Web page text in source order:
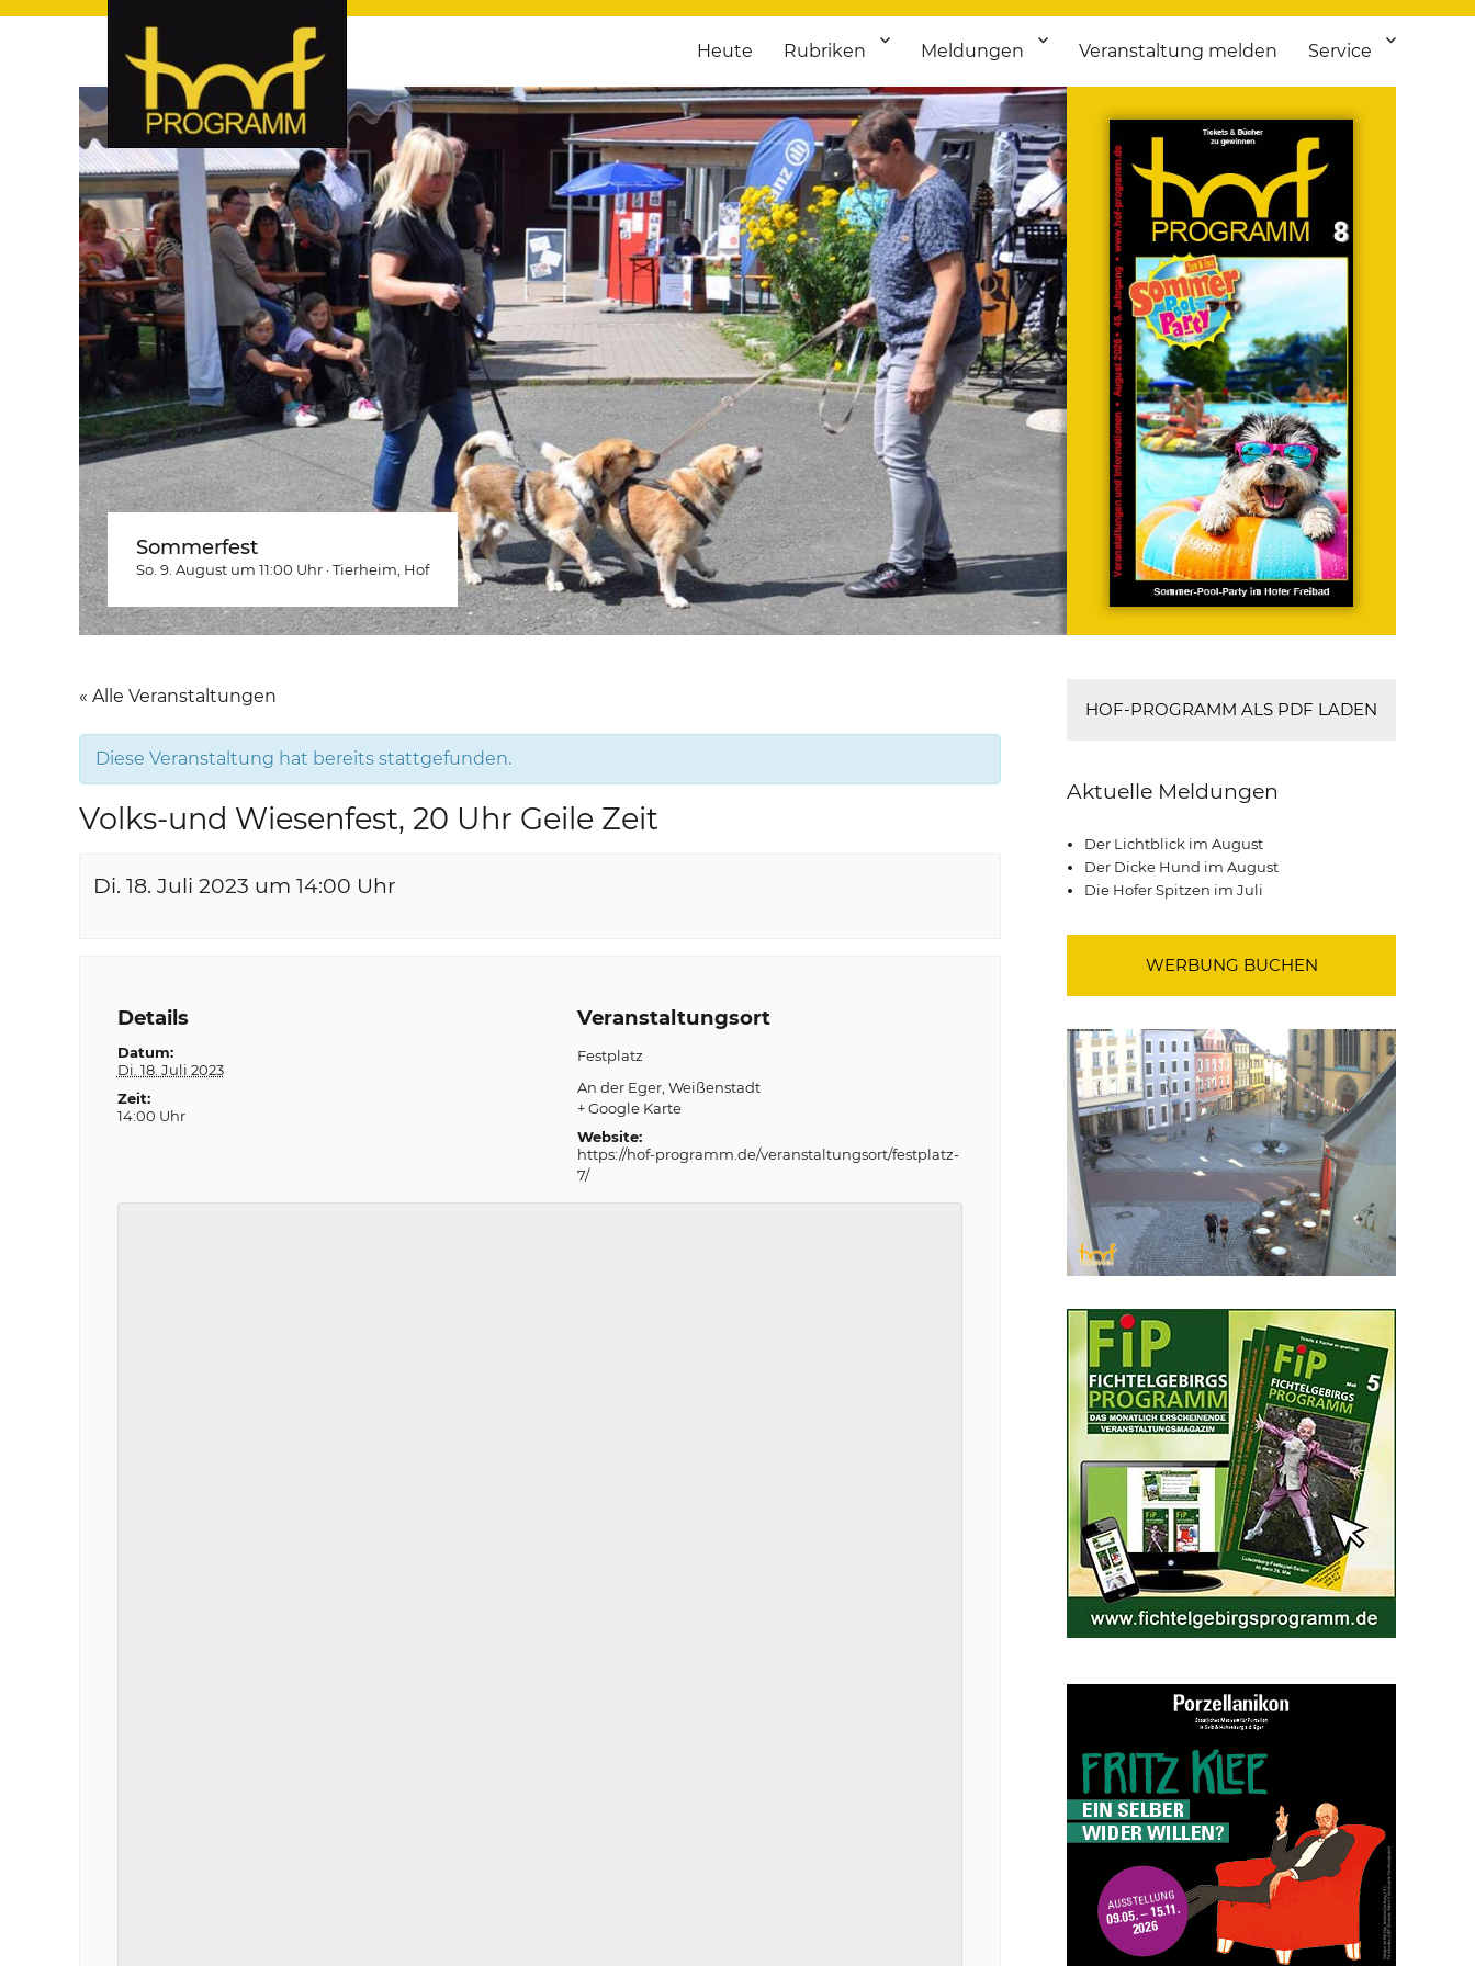
hof-programm – das Veranstaltungsportal für Hochfranken
hof-programm – das Veranstaltungsportal für Hof und Hochfranken. Täglich aktuelle Termine von Kultur bis Sport, von Theater bis Flohmarkt.
Heute Rubriken Meldungen Veranstaltung melden Service
Sommerfest
So. 9. August um 11:00 Uhr ·Tierheim , Hof
« Alle Veranstaltungen
Diese Veranstaltung hat bereits stattgefunden.
Volks-und Wiesenfest, 20 Uhr Geile Zeit
Di. 18. Juli 2023 um 14:00 Uhr
Details
Datum:
Di. 18. Juli 2023
Zeit:
14:00 Uhr
Veranstaltungsort
Festplatz
An der Eger Weißenstadt
+ Google Karte
Website:
https://hof-programm.de/veranstaltungsort/festplatz-
7/
HOF-PROGRAMM ALS PDF LADEN
Aktuelle Meldungen
Der Lichtblick im August
Der Dicke Hund im August
Die Hofer Spitzen im Juli
WERBUNG BUCHEN